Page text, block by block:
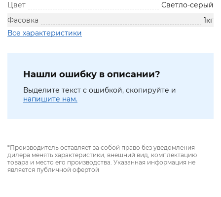
Цвет
Светло-серый
Фасовка
1кг
Все характеристики
Нашли ошибку в описании?
Выделите текст с ошибкой, скопируйте и
напишите нам.
*Производитель оставляет за собой право без уведомления
дилера менять характеристики, внешний вид, комплектацию
товара и место его производства. Указанная информация не
является публичной офертой